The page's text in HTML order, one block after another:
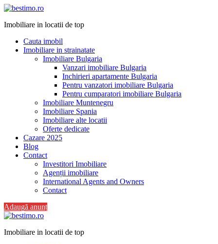
Imobiliare in locatii de top
Cauta imobil
Imobiliare in strainatate
Imobiliare Bulgaria
Vanzari imobiliare Bulgaria
Inchirieri apartamente Bulgaria
Pentru vanzatori imobiliare Bulgaria
Pentru cumparatori imobiliare Bulgaria
Imobiliare Muntenegru
Imobiliare Spania
Imobiliare alte locatii
Oferte dedicate
Cazare 2025
Blog
Contact
Investitori Imobiliare
Agenții imobiliare
International Agents and Owners
Contact
Adaugă anunț
Imobiliare in locatii de top